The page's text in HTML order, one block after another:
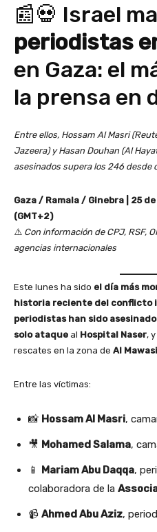
📰💀 Israel
periodistas
en Gaza: el
la prensa en
Entre ellos, Hossam Al Masri
Jazeera) y Hasan Douhan (Al
asesinados supera los 246 desde
Gaza / Ramala / Ginebra | 25
(GMT+2)
⚠️ Con información de CPJ, RSF,
agencias internacionales
Este lunes ha sido el día más
historia reciente del conflicto
periodistas han sido
solo ataque al Hospital Naser,
rescates en la zona de Al Mawasi
Entre las víctimas:
📸 Hossam Al Masri,
🎥 Mohamed Salama,
📱 Mariam Abu Daqqa,
colaboradora de la
📹 Ahmed Abu Aziz,